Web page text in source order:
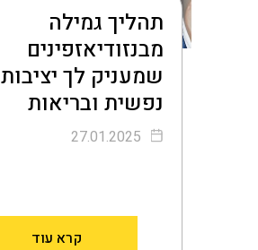
תהליך גמילה
מבנזודיאזפינים
שמעניק לך יציבות
נפשית ובריאות
27.01.2025
קרא עוד